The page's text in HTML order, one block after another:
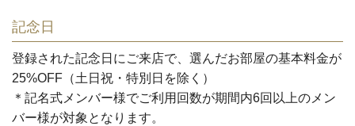
記念日
登録された記念日にご来店で、選んだお部屋の基本料金が
25%OFF （土日祝・特別日を除く）
＊記名式メンバー様でご利用回数が期間内6回以上のメン
バー様が対象となります。